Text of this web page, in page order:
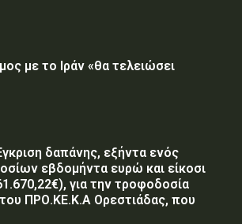
με το Ιράν «θα τελειώσει
δαπάνης, εξήντα ενός
εβδομήντα ευρώ και είκοσι
για την τροφοδοσία
ΠΡΟ.ΚΕ.Κ.Α Ορεστιάδας, που